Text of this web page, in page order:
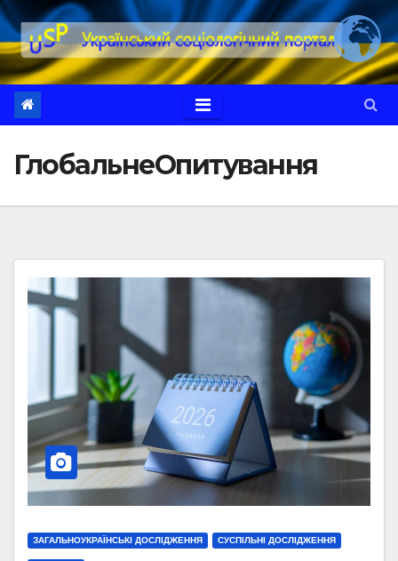
Перейти
до
вмісту
ГлобальнеОпитування
ЗАГАЛЬНОУКРАЇНСЬКІ ДОСЛІДЖЕННЯ СУСПІЛЬНІ ДОСЛІДЖЕННЯ